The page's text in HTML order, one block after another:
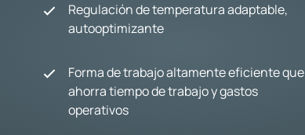
Regulación de temperatura adaptable,
autooptimizante
Forma de trabajo altamente eficiente que
ahorra tiempo de trabajo y gastos
operativos